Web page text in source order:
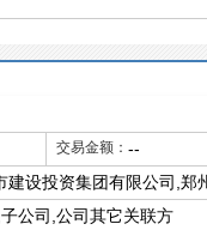
交易金额： --
设投资集团有限公司,郑
公司,公司其它关联方